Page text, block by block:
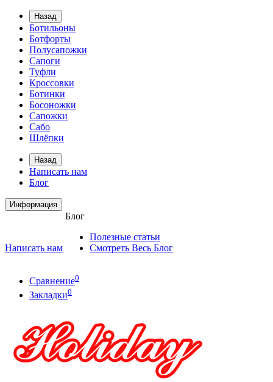
Назад
Ботильоны
Ботфорты
Полусапожки
Сапоги
Туфли
Кроссовки
Ботинки
Босоножки
Сапожки
Сабо
Шлёпки
Назад
Написать нам
Блог
Информация
Написать нам
Блог
Полезные статьи
Смотреть Весь Блог
Сравнение0
Закладки0